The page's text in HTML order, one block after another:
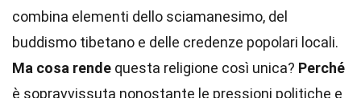
combina elementi dello sciamanesimo, del
buddismo tibetano e delle credenze popolari locali.
Ma cosa rende questa religione così unica? Perché
è sopravvissuta nonostante le pressioni politiche e